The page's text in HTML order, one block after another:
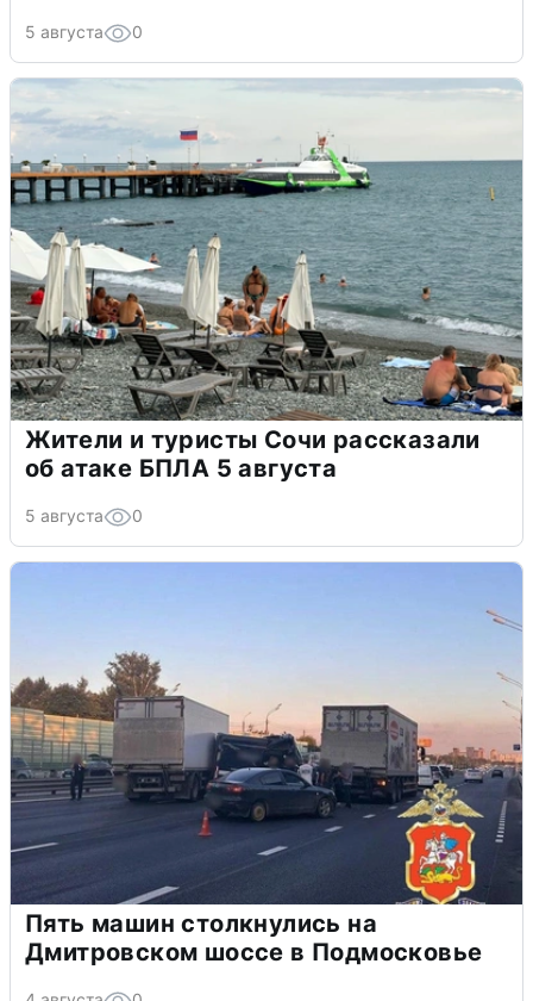
5 августа 0
Жители и туристы Сочи рассказали
об атаке БПЛА 5 августа
5 августа 0
Пять машин столкнулись на
Дмитровском шоссе в Подмосковье